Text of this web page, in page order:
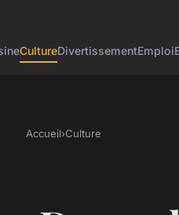
CultureDivertissementEmploi
Accueil›Culture